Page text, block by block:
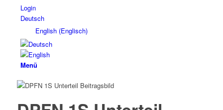
Login
Deutsch
English(Englisch)
Menü